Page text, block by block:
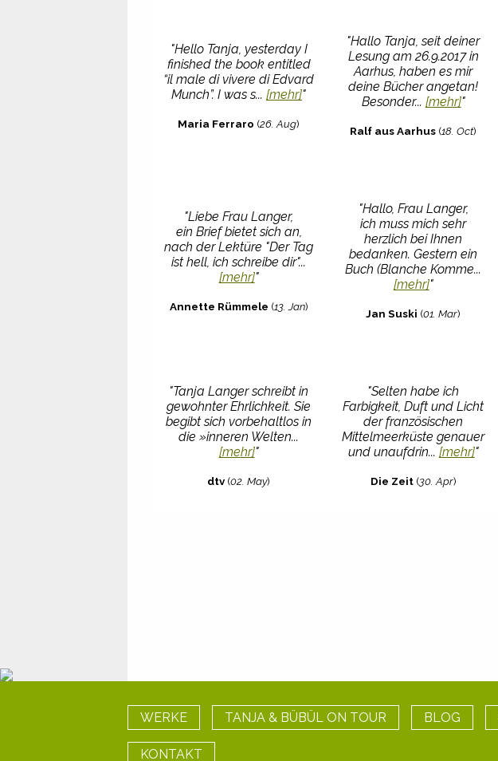
"Hello Tanja, yesterday I
finished the book entitled
“il male di vivere di Edvard
Munch”. I was s...[mehr]"
Maria Ferraro (26. Aug)
"Hallo Tanja, seit deiner
Lesung am 26.9.2017 in
Aarhus, haben es mir
deine Bücher angetan!
Besonder... [mehr]"
Ralf aus Aarhus (18. Oct)
"Liebe Frau Langer,
ein Brief bietet sich an,
nach der Lektüre "Der Tag
ist hell, ich schreibe dir"...
[mehr]"
Annette Rümmele (13. Jan)
"Hallo, Frau Langer,
ich muss mich sehr
herzlich bei Ihnen
bedanken. Gestern ein
Buch (Blanche Komme...
[mehr]"
Jan Suski (01. Mar)
"Tanja Langer schreibt in
gewohnter Ehrlichkeit. Sie
begibt sich vorbehaltlos in
die »inneren Welten...
[mehr]"
dtv (02. May)
"Selten habe ich
Farbigkeit, Duft und Licht
der französischen
Mittelmeerküste genauer
und unaufdrin... [mehr]"
Die Zeit(30. Apr)
WERKE TANJA & BÜBÜL ON TOUR BLOG
KONTAKT